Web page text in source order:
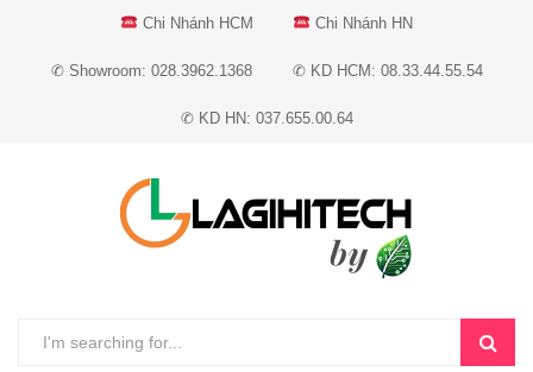
Chi Nhánh HCM Chi Nhánh HN
✆ Showroom: 028.3962.1368 ✆ KD HCM: 08.33.44.55.54
✆ KD HN: 037.655.00.64